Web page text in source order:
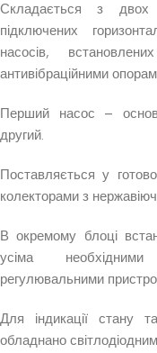
Складається з двох
підключених
насосів,
антивібраційними
Перший насос –
другий.
Поставляється у
колекторами з
В окремому блоці
усіма необхідними
регулювальними
Для індикації стану
обладнано